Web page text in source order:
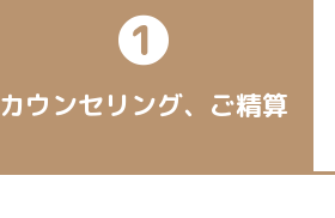
❶
カウンセリング、 ご精算